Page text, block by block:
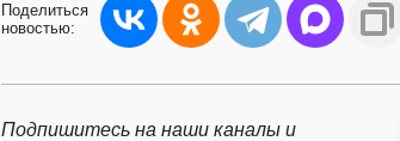
Поделиться
новостью:
Подпишитесь на наши каналы и